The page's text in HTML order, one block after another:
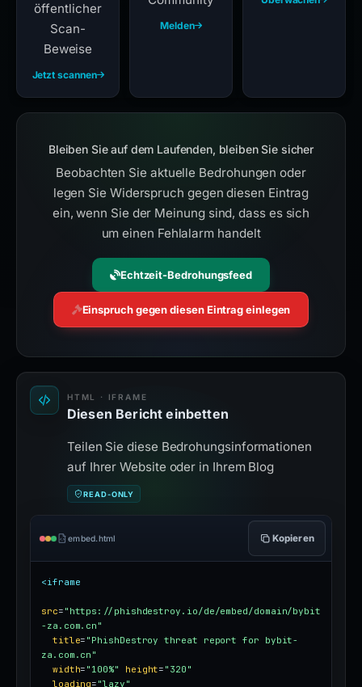
öffentlicher
Scan-
Beweise
Jetzt scannen
Melden
Bleiben Sie auf dem Laufenden, bleiben Sie sicher
Beobachten Sie aktuelle Bedrohungen oder
legen Sie Widerspruch gegen diesen Eintrag
ein, wenn Sie der Meinung sind, dass es sich
um einen Fehlalarm handelt
Echtzeit-Bedrohungsfeed
Einspruch gegen diesen Eintrag einlegen
HTML · IFRAME
Diesen Bericht einbetten
Teilen Sie diese Bedrohungsinformationen
auf Ihrer Website oder in Ihrem Blog
READ-ONLY
embed.html Kopieren
<iframe
src= "https://phishdestroy.io/de/embed/domain/bybit
-za.com.cn"
title= "PhishDestroy threat report for bybit-
za.com.cn"
width= "100%" height= "320"
loading= "lazy"